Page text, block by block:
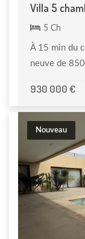
Villa 5
5 Ch
À 15 min du
neuve de
930 000 €
Nouveau